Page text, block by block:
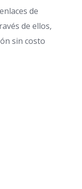
de
de ellos,
sin costo